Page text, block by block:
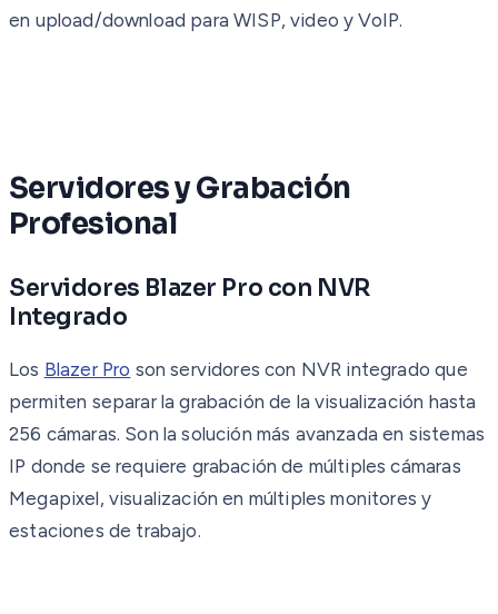
en upload/download para WISP, video y VoIP.
Servidores y Grabación
Profesional
Servidores Blazer Pro con NVR
Integrado
Los Blazer Pro son servidores con NVR integrado que
permiten separar la grabación de la visualización hasta
256 cámaras. Son la solución más avanzada en sistemas
IP donde se requiere grabación de múltiples cámaras
Megapixel, visualización en múltiples monitores y
estaciones de trabajo.